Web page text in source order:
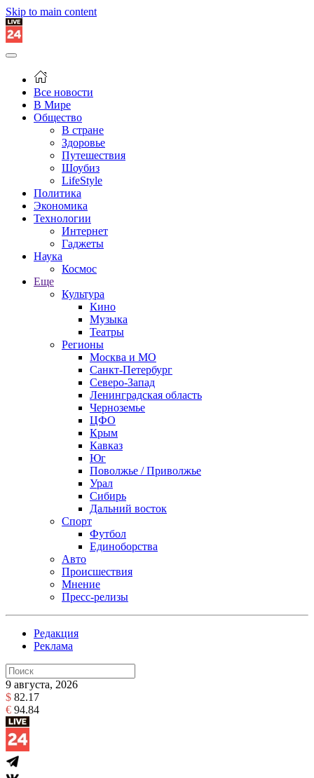
Skip to main content
Все новости
В Мире
Общество
В стране
Здоровье
Путешествия
Шоубиз
LifeStyle
Политика
Экономика
Технологии
Интернет
Гаджеты
Наука
Космос
Еще
Культура
Кино
Музыка
Театры
Регионы
Москва и МО
Санкт-Петербург
Северо-Запад
Ленинградская область
Черноземье
ЦФО
Крым
Кавказ
Юг
Поволжье / Приволжье
Урал
Сибирь
Дальний восток
Спорт
Футбол
Единоборства
Авто
Происшествия
Мнение
Пресс-релизы
Редакция
Реклама
9 августа, 2026
$ 82.17
€ 94.84